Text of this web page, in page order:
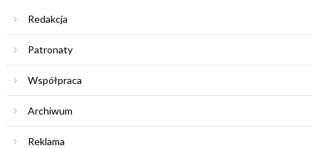
Redakcja
Patronaty
Współpraca
Archiwum
Reklama